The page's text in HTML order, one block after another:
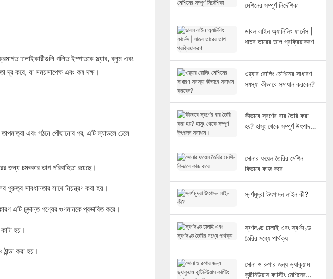
ঢালাইকারীগুলি গলিত ইস্পাতকে স্ল্যাব, ব্লুম এবং
দূর করে, যা সময়সাপেক্ষ এবং কম দক্ষ।
এবং গঠনে পৌঁছানোর পর, এটি ল্যাডলে ঢেলে
জন্য চমৎকার তাপ পরিবাহিতা রয়েছে।
পুরুত্ব সাবধানতার সাথে নিয়ন্ত্রণ করা হয়।
এটি চূড়ান্ত পণ্যের গুণমানকে প্রভাবিত করে।
কাটা হয়।
করা হয়।
মেশিনের সম্পূর্ণ নির্দেশিকা
ডাবল লাইন অ্যানিলিং ফার্নেস |
ধাতব তারের তাপ প্রক্রিয়াকরণ
ওয়্যার রোলিং মেশিনের সাধারণ
সমস্যা কীভাবে সমাধান করবেন?
কীভাবে স্বর্ণের বার তৈরি করা
হয়? হাসুং থেকে সম্পূর্ণ উৎপাদন
সোনার ফয়েল তৈরির মেশিন
কিভাবে কাজ করে
স্বর্ণমুদ্রা উৎপাদন লাইন কী?
স্বর্ণদণ্ড ঢালাই এবং স্বর্ণদণ্ড
তৈরির মধ্যে পার্থক্য
সোনা ও রুপার জন্য ভ্যাকুয়াম
কন্টিনিউয়াস কাস্টিং মেশিনের